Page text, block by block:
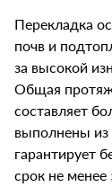
Перекладка
почв и
за высокой
Общая
составляет
выполнены
гарантирует
срок не менее